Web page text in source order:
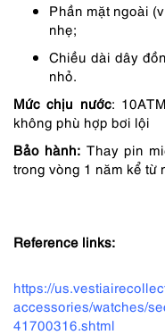
Phần mặt ngoài
nhẹ;
Chiều dài dây
nhỏ.
Mức chịu nước:
không phù hợp bơi lội
Bảo hành: Thay pin
trong vòng 1 năm kể từ
Reference links:
https://
accessories/watches/
41700316.shtml